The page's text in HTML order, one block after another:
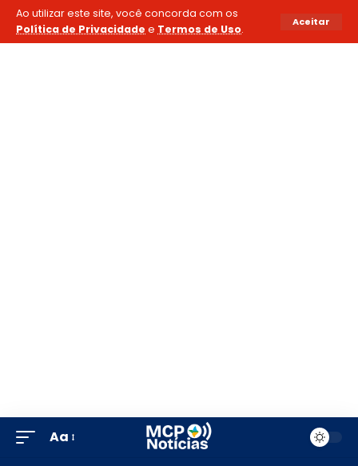
Ao utilizar este site, você concorda com os
Política de Privacidade e Termos de Uso.
Aceitar
Aa